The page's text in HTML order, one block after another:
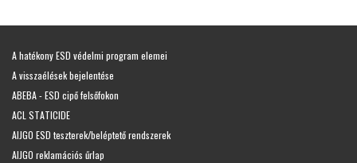
A hatékony ESD védelmi program elemei
A visszaélések bejelentése
ABEBA - ESD cipő felsőfokon
ACL STATICIDE
AIJGO ESD teszterek/beléptető rendszerek
AIJGO reklamációs űrlap